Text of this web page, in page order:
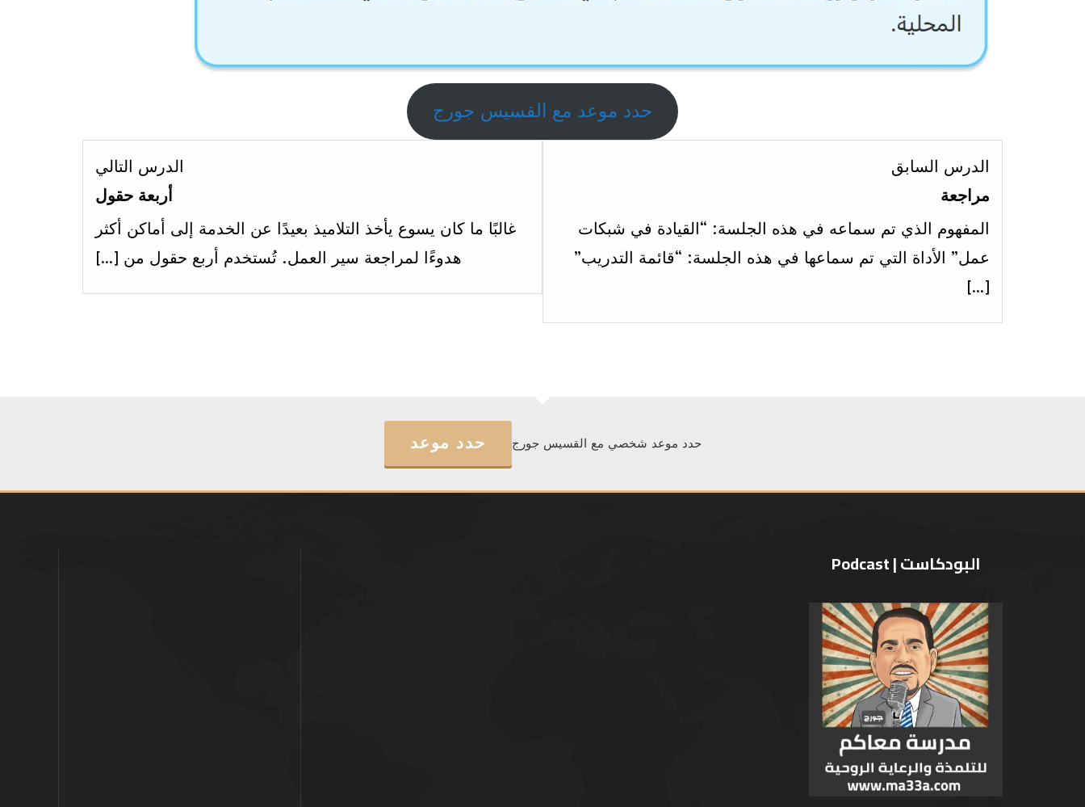
حدد موعد مع القسيس جورج
الدرس السابق
مراجعة
المفهوم الذي تم سماعه في هذه الجلسة: “القيادة في شبكات
عمل” الأداة التي تم سماعها في هذه الجلسة: “قائمة التدريب”
[…]
within
الدرس التالي
أربعة حقول
غالبًا ما كان يسوع يأخذ التلاميذ بعيدًا عن الخدمة إلى أماكن أكثر
هدوءًا لمراجعة سير العمل. ‏تُستخدم أربع حقول من […]
Lesson
2
حدد موعد شخصي مع القسيس جورج حدد موعد
البودكاست | Podcast